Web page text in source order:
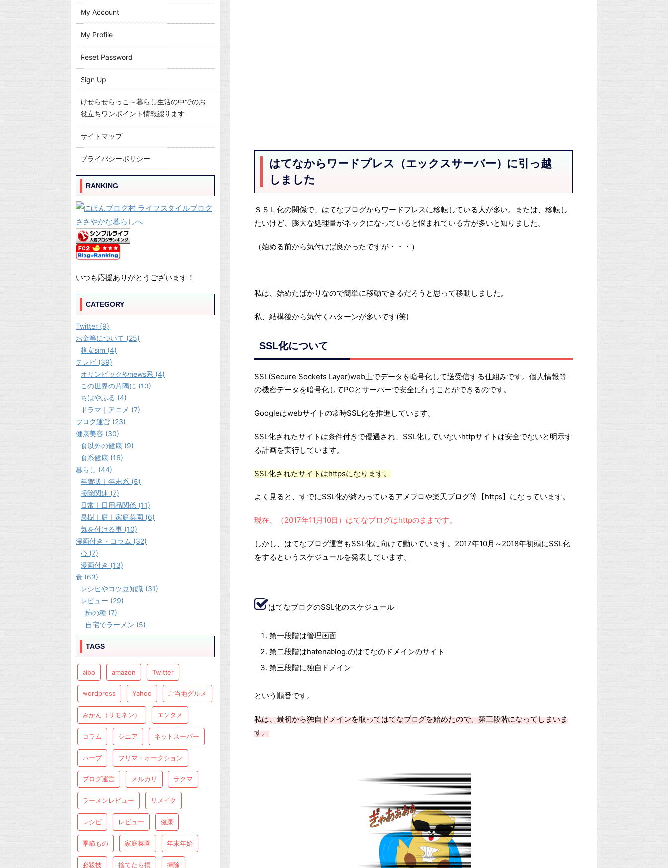
はてなからワードプレス（エックスサーバー）に引っ越
しました
ＳＳＬ化の関係で、はてなブログからワードプレスに移転している人が多い。または、移転し
たいけど、膨大な処理量がネックになっていると悩まれている方が多いと知りました。
（始める前から気付けば良かったですが・・・）
私は、始めたばかりなので簡単に移動できるだろうと思って移動しました。
私、結構後から気付くパターンが多いです(笑)
SSL化について
SSL(Secure Sockets Layer)web上でデータを暗号化して送受信する仕組みです。個人情報等
の機密データを暗号化してPCとサーバーで安全に行うことができるのです。
Googleはwebサイトの常時SSL化を推進しています。
SSL化されたサイトは条件付きで優遇され、SSL化していないhttpサイトは安全でないと明示す
る計画を実行しています。
SSL化されたサイトはhttpsになります。
よく見ると、すでにSSL化が終わっているアメブロや楽天ブログ等【https】になっています。
現在、（2017年11月10日）はてなブログはhttpのままです。
しかし、はてなブログ運営もSSL化に向けて動いています。2017年10月～2018年初頭にSSL化
をするというスケジュールを発表しています。
はてなブログのSSL化のスケジュール
第一段階は管理画面
第二段階はhatenablog.のはてなのドメインのサイト
第三段階に独自ドメイン
という順番です。
私は、最初から独自ドメインを取ってはてなブログを始めたので、第三段階になってしまいま
す。
My Account
My Profile
Reset Password
Sign Up
けせらせらっこ～暮らし生活の中でのお
役立ちワンポイント情報綴ります
サイトマップ
プライバシーポリシー
RANKING
いつも応援ありがとうございます！
CATEGORY
Twitter (9)
お金等について (25)
格安sim (4)
テレビ (39)
オリンピックやnews系 (4)
この世界の片隅に (13)
ちはやふる (4)
ドラマ｜アニメ (7)
ブログ運営 (23)
健康美容 (30)
食以外の健康 (9)
食系健康 (16)
暮らし (44)
年賀状｜年末系 (5)
掃除関連 (7)
日常｜日用品関係 (11)
果樹｜庭｜家庭菜園 (6)
気を付ける事 (10)
漫画付き・コラム (32)
心 (7)
漫画付き (13)
食 (63)
レシピやコツ豆知識 (31)
レビュー (29)
柿の種 (7)
自宅でラーメン (5)
TAGS
aibo amazon Twitter
wordpress Yahoo ご当地グルメ
みかん（リモネン） エンタメ
コラム シニア ネットスーパー
ハーブ フリマ・オークション
ブログ運営 メルカリ ラクマ
ラーメンレビュー リメイク
レシピ レビュー 健康
季節もの 家庭菜園 年末年始
必殺技 捨てたら損 掃除